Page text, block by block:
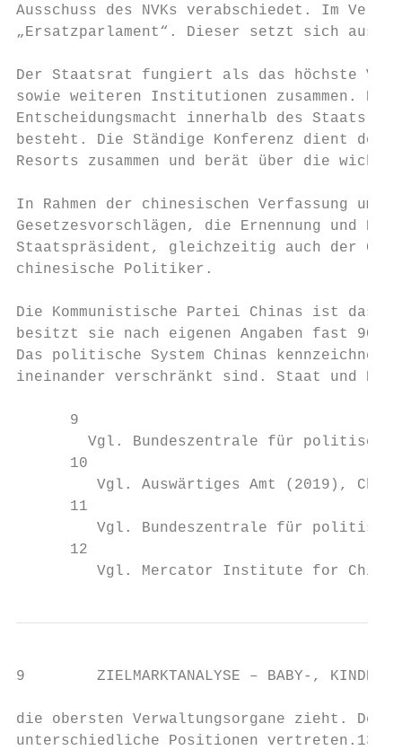
Ausschuss des NVKs verabschiedet. Im
„Ersatzparlament“. Dieser setzt sich aus
Der Staatsrat fungiert als das höchste
sowie weiteren Institutionen zusammen.
Entscheidungsmacht innerhalb des
besteht. Die Ständige Konferenz dient
Resorts zusammen und berät über die
In Rahmen der chinesischen Verfassung
Gesetzesvorschlägen, die Ernennung und
Staatspräsident, gleichzeitig auch der
chinesische Politiker.
Die Kommunistische Partei Chinas ist das
besitzt sie nach eigenen Angaben fast
Das politische System Chinas kennzeichnet
ineinander verschränkt sind. Staat und
      9
Vgl. Bundeszentrale für
      10
Vgl. Auswärtiges Amt (2019),
      11
Vgl. Bundeszentrale für
      12
Vgl. Mercator Institute for
9        ZIELMARKTANALYSE – BABY-,
die obersten Verwaltungsorgane zieht.
unterschiedliche Positionen vertreten.13